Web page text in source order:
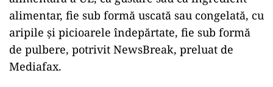
alimentar, fie sub formă uscată sau congelată, cu
aripile şi picioarele îndepărtate, fie sub formă
de pulbere, potrivit NewsBreak, preluat de
Mediafax.